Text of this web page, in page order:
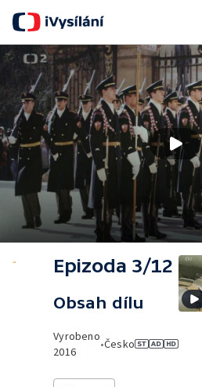
Epizoda 3/12
Obsah dílu
Vyrobeno
2016
•Česko